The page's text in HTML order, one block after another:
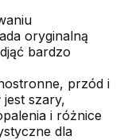
oryginalną
bardzo
przód i
jest szary,
i różnice
dla